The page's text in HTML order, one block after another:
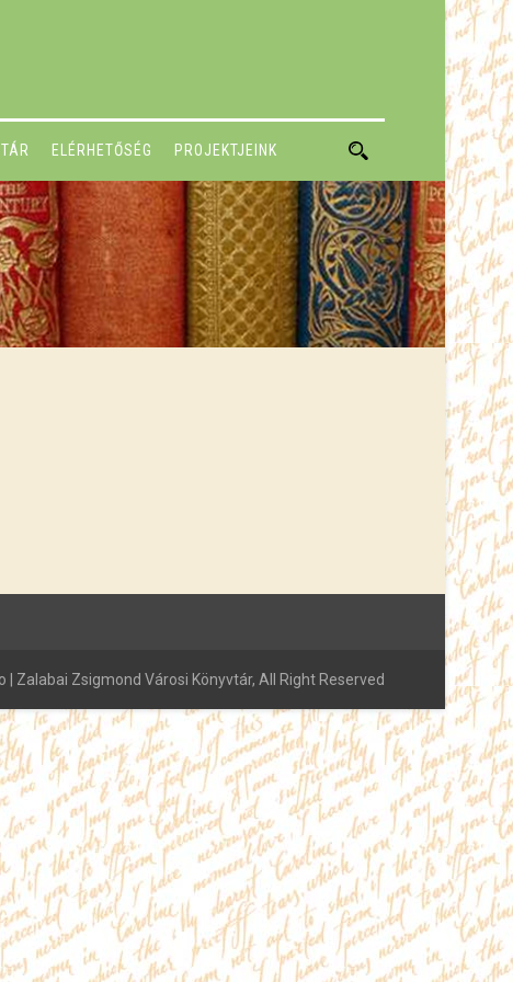
ELÉRHETŐSÉG PROJEKTJEINK
Zalabai Zsigmond Városi Könyvtár, All Right Reserved